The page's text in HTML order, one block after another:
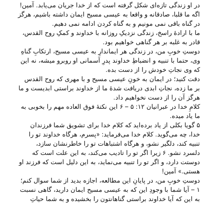
در او زندگی تازه‌ای شکل گرفته است که از خدا جریان می‌یابد. آمین!
اگه ما قلبا، صادقانه و واقعا به عیسی مسیح ایمان داشته باشیم، هرگز
در گناه باقی نمی مونیم و به گناه کردن ادامه نمی دهیم.
ما با ارادهٔ راسخ، زندگی نزدیکِ روزانه با خداوند و کمکِ روح القدس،
قادر به غلبه بر هر گناهی خواهیم بود.
دوستِ خوبِ من، در زندگی هر ایماندارِ به عیسی مسیح، ارتکابِ گناهِ
وی، حتما با تنبیه و انضباطِ خداوند پدرِ آسمانی او روبرو میشه، نه این
که وی نجاتِ خودش را از دست بده.
دقت کنید؛ در ایمان به خونِ عیسی مسیح و با مهری که روح القدس
بر ما زده، نجاتِ ابدی دریافت شدهٔ ما از خداوند براستی ابدیست و ما
هرگز آن را از دست نخواهیم داد.
کلامِ خدا در عبرانیان ۱۲: ۵ – ۶ این نکتهٔ فوق العاده مهم را بخوبی به
ما یاد میده.
۵ گویا بکلی از یاد برده‌اید که کلام خدا برای تشویق شما فرزندان
خدا، چه می‌گوید. کلام خدا می‌فرماید: «پسرم، هرگاه خداوند تو را
تنبیه کند، دلگیر نشو، و هرگاه اشتباهات تو را خاطرنشان سازد،
دلسرد نشو. ۶ زیرا اگر تو را تادیب می‌کند، به این علت است که
دوستت دارد، و اگر تو را تنبیه می‌نماید، به این دلیل است که فرزند او
هستی.» آمین!
دوستِ خوبِ من، در پایانِ این مطالعه، اجازه بدید از شما سوال کنم؛
۱ – آیا شما با وجودِ این که به عیسی مسیح ایمان دارید، گاهی نسبت
به این که آیا خداوند براستی گناهانتون را بخشیده و به شما حیاتِ